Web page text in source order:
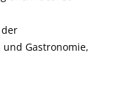
Gastronomie,